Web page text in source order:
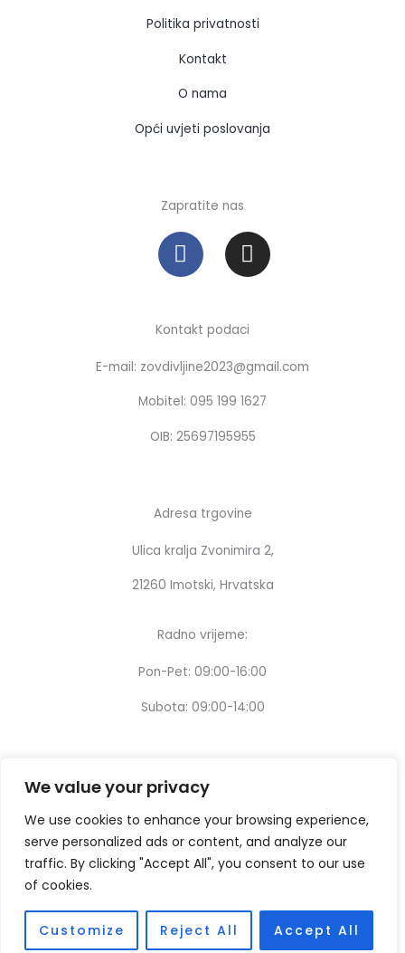
We value your privacy
We use cookies to enhance your browsing experience,
serve personalized ads or content, and analyze our
traffic. By clicking "Accept All", you consent to our use
of cookies.
Customize Reject All Accept All
Politika privatnosti
Kontakt
O nama
Opći uvjeti poslovanja
Zapratite nas
F
a
c
b
o
o
k
I
n
s
a
r
a
m
Kontakt podaci
E-mail: zovdivljine2023@gmail.com
Mobitel: 095 199 1627
OIB: 25697195955
Adresa trgovine
Ulica kralja Zvonimira 2,
21260 Imotski, Hrvatska
Radno vrijeme:
Pon-Pet: 09:00-16:00
Subota: 09:00-14:00
Copyright © [2024] – Design by: Thinking digital